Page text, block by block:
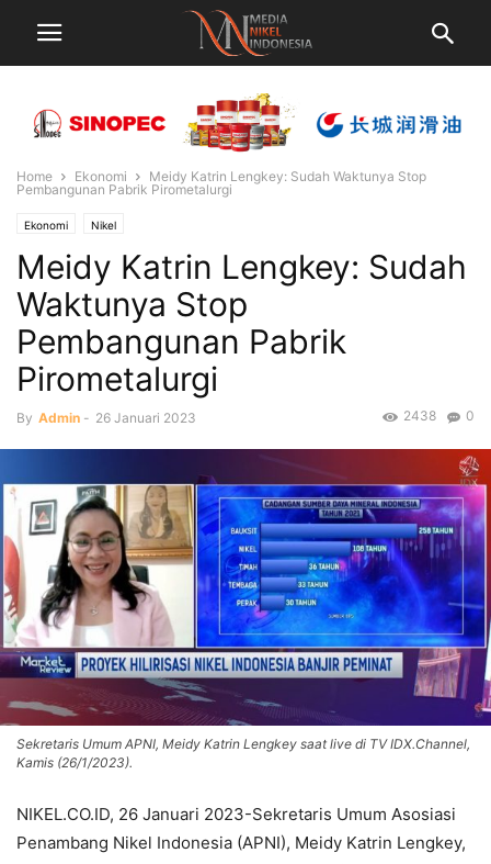
Home Ekonomi
Meidy Katrin Lengkey: Sudah Waktunya Stop
Pembangunan Pabrik Pirometalurgi
Ekonomi Nikel
Meidy Katrin Lengkey: Sudah
Waktunya Stop
Pembangunan Pabrik
Pirometalurgi
By Admin - 26 Januari 2023 0
2438
Sekretaris Umum APNI, Meidy Katrin Lengkey saat live di TV IDX.Channel,
Kamis (26/1/2023).
NIKEL.CO.ID, 26 Januari 2023-Sekretaris Umum Asosiasi
Penambang Nikel Indonesia (APNI), Meidy Katrin Lengkey,